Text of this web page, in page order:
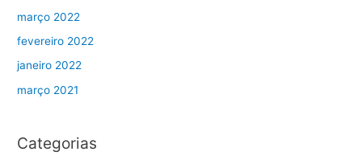
março 2022
fevereiro 2022
janeiro 2022
março 2021
Categorias